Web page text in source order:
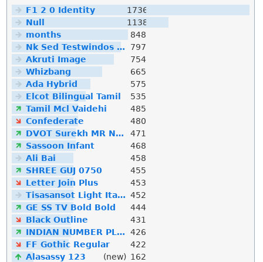
F1 2 0 Identity
1736
Null
1138
months
848
Nk Sed Testwindos 10 Downloa Filehippo
797
Akruti Image
754
Whizbang
665
Ada Hybrid
575
Elcot Bilingual Tamil
535
Tamil Mcl Vaidehi
485
Confederate
480
DVOT Surekh MR Normal
471
Sassoon Infant
468
Ali Bai
458
SHREE GUJ 0750
455
Letter Join Plus
453
Tisasansot Light Italic 452
GE SS TV Bold Bold
444
Black Outline
431
INDIAN NUMBER PLATE
426
FF Gothic Regular
422
Alasassy 123
(new) 162